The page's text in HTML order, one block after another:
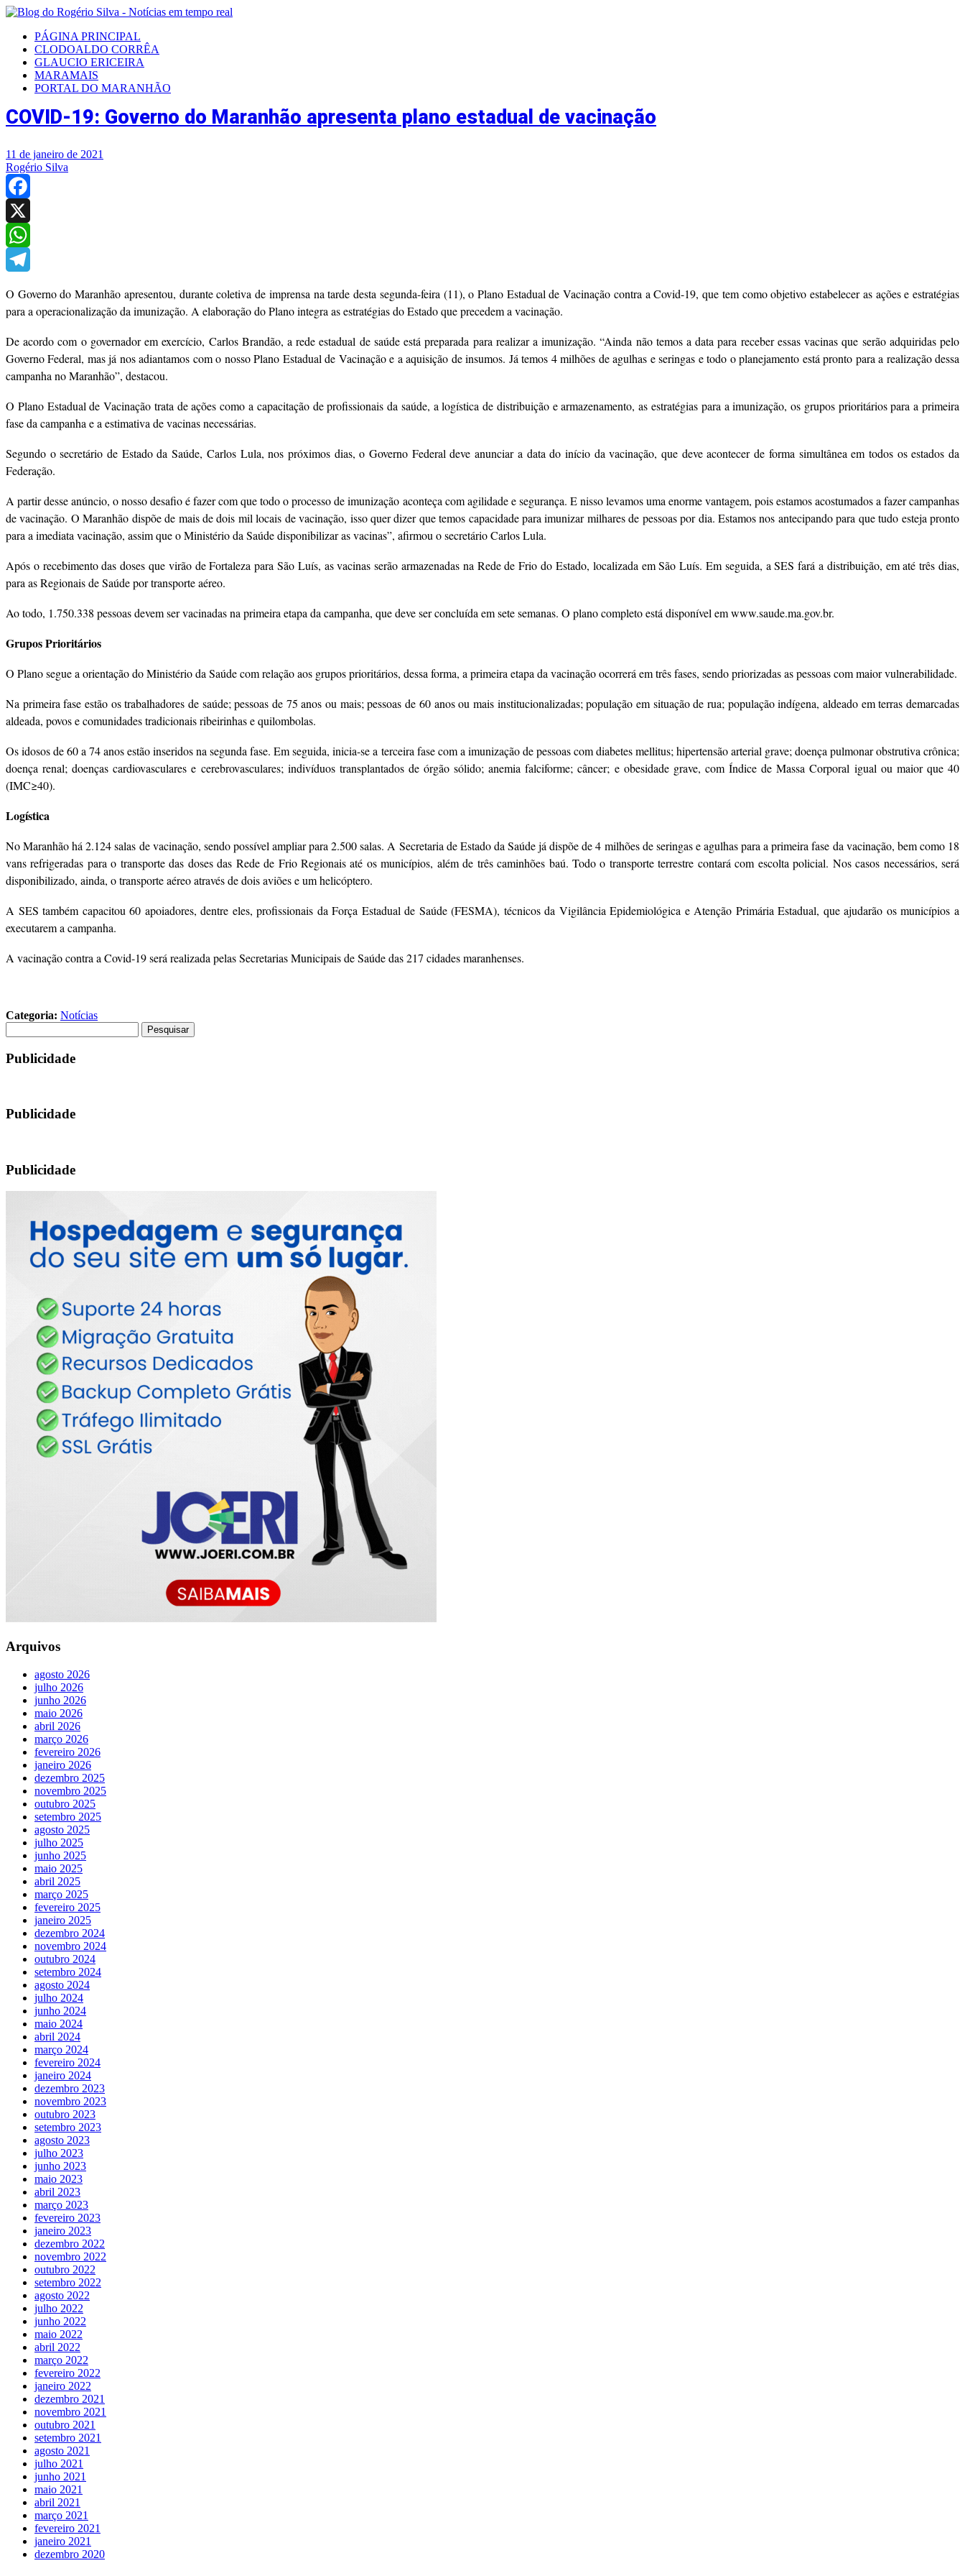
PÁGINA PRINCIPAL
CLODOALDO CORRÊA
GLAUCIO ERICEIRA
MARAMAIS
PORTAL DO MARANHÃO
COVID-19: Governo do Maranhão apresenta plano estadual de vacinação
11 de janeiro de 2021
Rogério Silva
Facebook
X
WhatsApp
O Governo do Maranhão apresentou, durante coletiva de imprensa na tarde desta segunda-feira (11), o Plano Estadual de Vacinação contra a Covid-19, que tem como objetivo estabelecer as ações e estratégias
para a operacionalização da imunização. A elaboração do Plano integra as estratégias do Estado que precedem a vacinação.
De acordo com o governador em exercício, Carlos Brandão, a rede estadual de saúde está preparada para realizar a imunização. “Ainda não temos a data para receber essas vacinas que serão adquiridas pelo
Governo Federal, mas já nos adiantamos com o nosso Plano Estadual de Vacinação e a aquisição de insumos. Já temos 4 milhões de agulhas e seringas e todo o planejamento está pronto para a realização dessa
campanha no Maranhão”, destacou.
O Plano Estadual de Vacinação trata de ações como a capacitação de profissionais da saúde, a logística de distribuição e armazenamento, as estratégias para a imunização, os grupos prioritários para a primeira
fase da campanha e a estimativa de vacinas necessárias.
Segundo o secretário de Estado da Saúde, Carlos Lula, nos próximos dias, o Governo Federal deve anunciar a data do início da vacinação, que deve acontecer de forma simultânea em todos os estados da
Federação.
A partir desse anúncio, o nosso desafio é fazer com que todo o processo de imunização aconteça com agilidade e segurança. E nisso levamos uma enorme vantagem, pois estamos acostumados a fazer campanhas
de vacinação. O Maranhão dispõe de mais de dois mil locais de vacinação, isso quer dizer que temos capacidade para imunizar milhares de pessoas por dia. Estamos nos antecipando para que tudo esteja pronto
para a imediata vacinação, assim que o Ministério da Saúde disponibilizar as vacinas”, afirmou o secretário Carlos Lula.
Após o recebimento das doses que virão de Fortaleza para São Luís, as vacinas serão armazenadas na Rede de Frio do Estado, localizada em São Luís. Em seguida, a SES fará a distribuição, em até três dias,
para as Regionais de Saúde por transporte aéreo.
Ao todo, 1.750.338 pessoas devem ser vacinadas na primeira etapa da campanha, que deve ser concluída em sete semanas. O plano completo está disponível em www.saude.ma.gov.br.
Grupos Prioritários
O Plano segue a orientação do Ministério da Saúde com relação aos grupos prioritários, dessa forma, a primeira etapa da vacinação ocorrerá em três fases, sendo priorizadas as pessoas com maior vulnerabilidade.
Na primeira fase estão os trabalhadores de saúde; pessoas de 75 anos ou mais; pessoas de 60 anos ou mais institucionalizadas; população em situação de rua; população indígena, aldeado em terras demarcadas
aldeada, povos e comunidades tradicionais ribeirinhas e quilombolas.
Os idosos de 60 a 74 anos estão inseridos na segunda fase. Em seguida, inicia-se a terceira fase com a imunização de pessoas com diabetes mellitus; hipertensão arterial grave; doença pulmonar obstrutiva crônica;
doença renal; doenças cardiovasculares e cerebrovasculares; indivíduos transplantados de órgão sólido; anemia falciforme; câncer; e obesidade grave, com Índice de Massa Corporal igual ou maior que 40
(IMC≥40).
Logística
No Maranhão há 2.124 salas de vacinação, sendo possível ampliar para 2.500 salas. A Secretaria de Estado da Saúde já dispõe de 4 milhões de seringas e agulhas para a primeira fase da vacinação, bem como 18
vans refrigeradas para o transporte das doses das Rede de Frio Regionais até os municípios, além de três caminhões baú. Todo o transporte terrestre contará com escolta policial. Nos casos necessários, será
disponibilizado, ainda, o transporte aéreo através de dois aviões e um helicóptero.
A SES também capacitou 60 apoiadores, dentre eles, profissionais da Força Estadual de Saúde (FESMA), técnicos da Vigilância Epidemiológica e Atenção Primária Estadual, que ajudarão os municípios a
executarem a campanha.
A vacinação contra a Covid-19 será realizada pelas Secretarias Municipais de Saúde das 217 cidades maranhenses.
Categoria: Notícias
por:
Publicidade
Publicidade
Publicidade
Arquivos
agosto 2026
julho 2026
junho 2026
maio 2026
abril 2026
março 2026
fevereiro 2026
janeiro 2026
dezembro 2025
novembro 2025
outubro 2025
setembro 2025
agosto 2025
julho 2025
junho 2025
maio 2025
abril 2025
março 2025
fevereiro 2025
janeiro 2025
dezembro 2024
novembro 2024
outubro 2024
setembro 2024
agosto 2024
julho 2024
junho 2024
maio 2024
abril 2024
março 2024
fevereiro 2024
janeiro 2024
dezembro 2023
novembro 2023
outubro 2023
setembro 2023
agosto 2023
julho 2023
junho 2023
maio 2023
abril 2023
março 2023
fevereiro 2023
janeiro 2023
dezembro 2022
novembro 2022
outubro 2022
setembro 2022
agosto 2022
julho 2022
junho 2022
maio 2022
abril 2022
março 2022
fevereiro 2022
janeiro 2022
dezembro 2021
novembro 2021
outubro 2021
setembro 2021
agosto 2021
julho 2021
junho 2021
maio 2021
abril 2021
março 2021
fevereiro 2021
janeiro 2021
dezembro 2020